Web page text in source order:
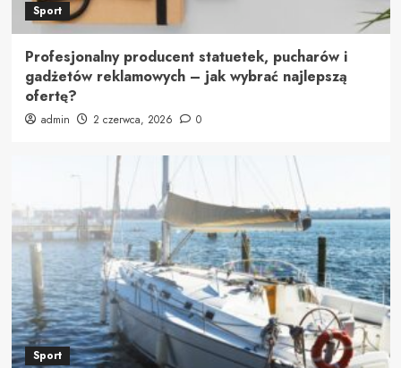
Sport
Profesjonalny producent statuetek, pucharów i
gadżetów reklamowych – jak wybrać najlepszą
ofertę?
admin 2 czerwca, 2026 0
Sport